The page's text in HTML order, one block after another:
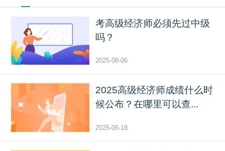
考高级经济师必须先过中级
吗？
2025-08-06
2025高级经济师成绩什么时
候公布？在哪里可以查...
2025-06-18